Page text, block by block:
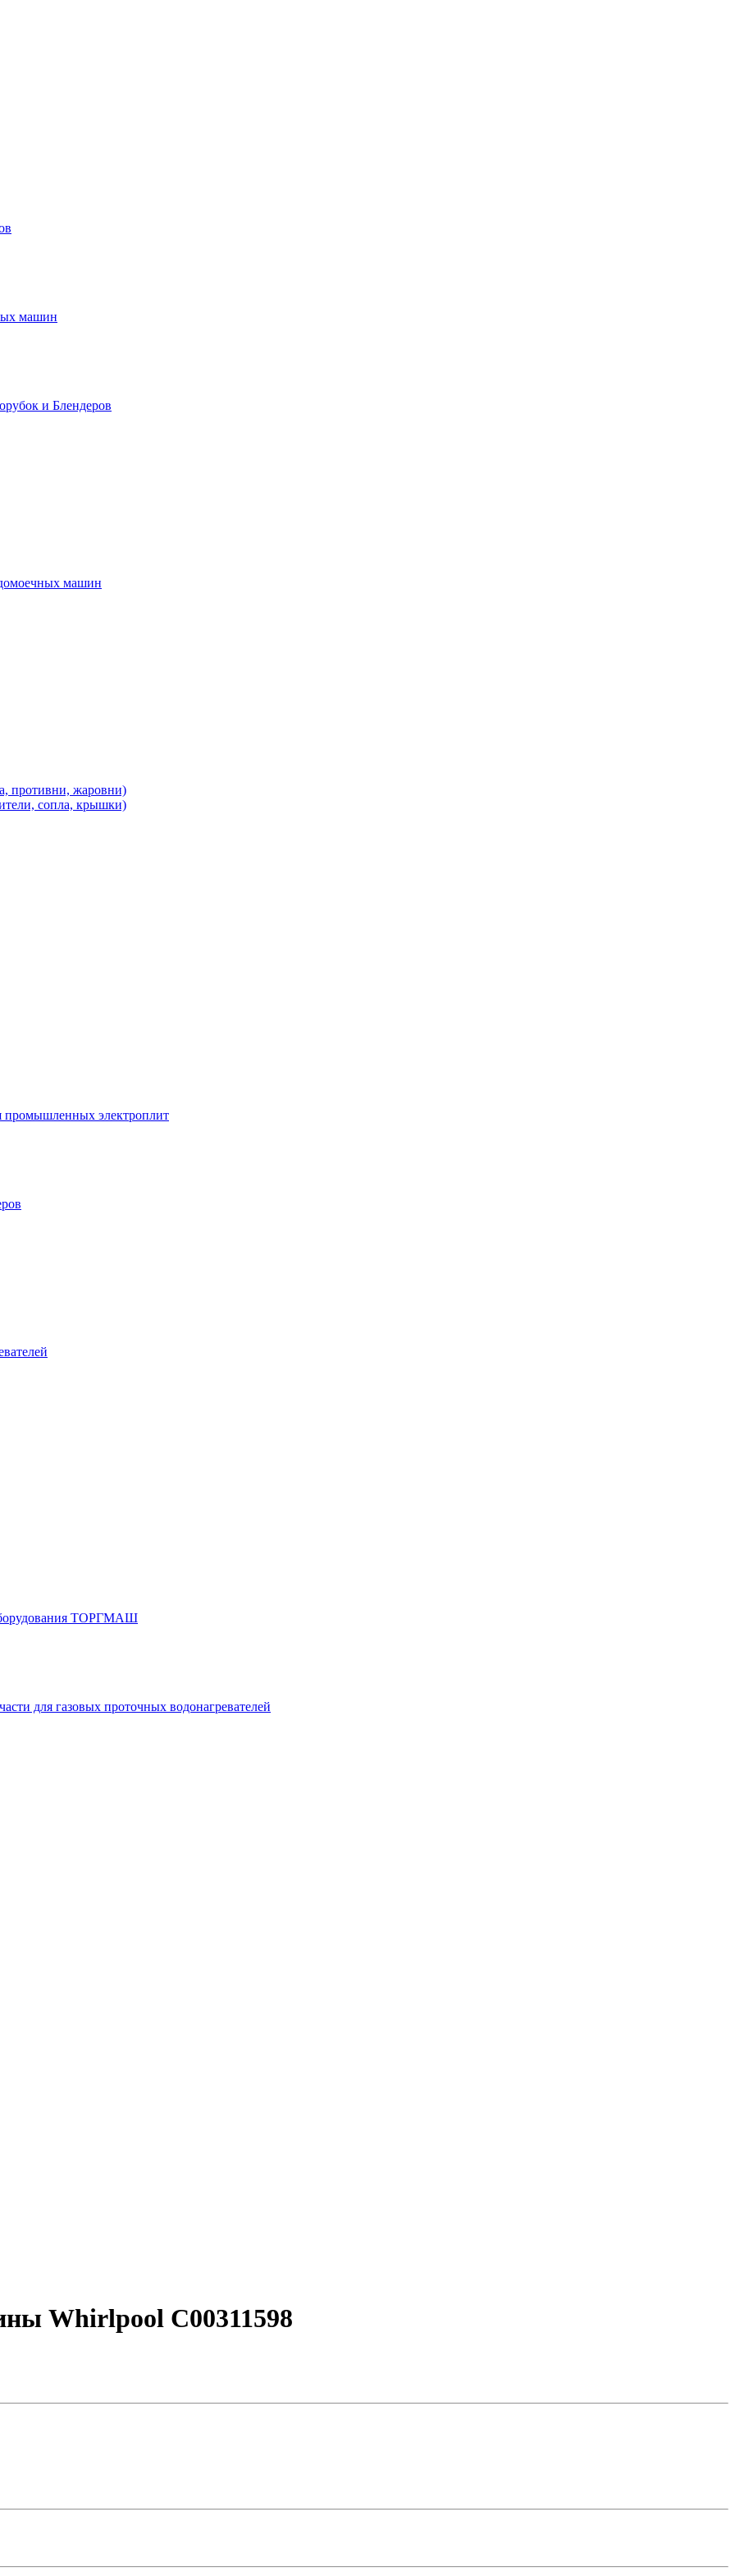
машин
и Блендеров
машин
противни, жаровни)
сопла, крышки)
промышленных электроплит
ТОРГМАШ
для газовых проточных водонагревателей
Whirlpool C00311598